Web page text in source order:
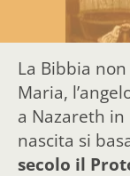
La Bibbia
Maria,
a Nazareth in
nascita si
secolo il